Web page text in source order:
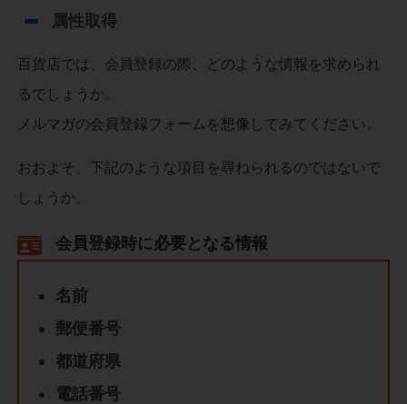
属性取得
百貨店では、会員登録の際、どのような情報を求められ
るでしょうか。
メルマガの会員登録フォームを想像してみてください。
おおよそ、下記のような項目を尋ねられるのではないで
しょうか。
会員登録時に必要となる情報
名前
郵便番号
都道府県
電話番号